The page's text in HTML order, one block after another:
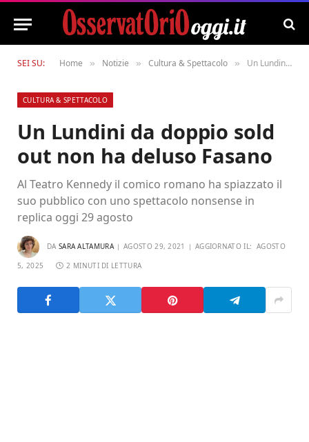
SEI SU: Home » Notizie » Cultura & Spettacolo » Un Lundini da doppio sold out non ha deluso Fasano
CULTURA & SPETTACOLO
Un Lundini da doppio sold
out non ha deluso Fasano
Al Teatro Kennedy il comico romano ha spiazzato il
suo pubblico con uno spettacolo nonsense in
replica oggi 29 agosto
DA SARA ALTAMURA AGOSTO 29, 2021 AGGIORNATO IL: AGOSTO
5, 2025 2 MINUTI DI LETTURA